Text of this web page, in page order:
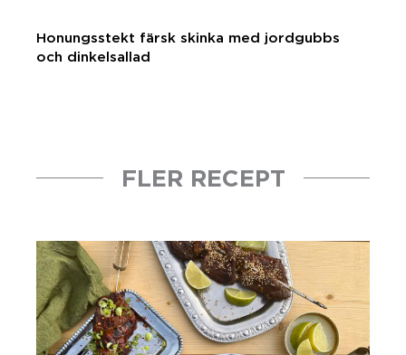
Honungsstekt färsk skinka med jordgubbs
och dinkelsallad
FLER RECEPT